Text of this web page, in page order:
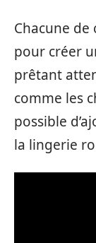
Chacune de
pour créer
prêtant
comme les
possible
la lingerie